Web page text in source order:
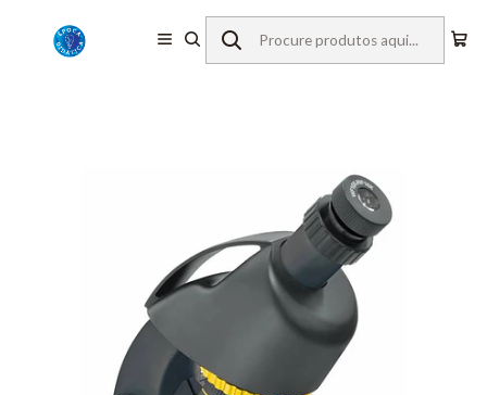
Início Equipamentos de Laboratório
Microscopia
Microscópios Monoculares
Bresser
Microscópio 40x-640x c/ Adaptador de Smartphone